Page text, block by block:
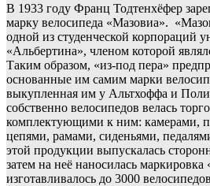
В 1933 году Франц Тодтенхёфер
марку велосипеда «Мазовиа».
одной из студенческой корпораций
«Альбертина», членом которой
Таким образом, «из-под пера»
основанные им самим марки
выкупленная им у Альтхоффа и
собственно велосипедов велась
комплектующими к ним: камерами,
цепями, рамами, сиденьями,
этой продукции выпускалась
затем на неё наносилась
изготавливалось до 3000